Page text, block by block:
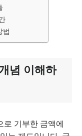
법
념 이해하
로 기부한 금액에